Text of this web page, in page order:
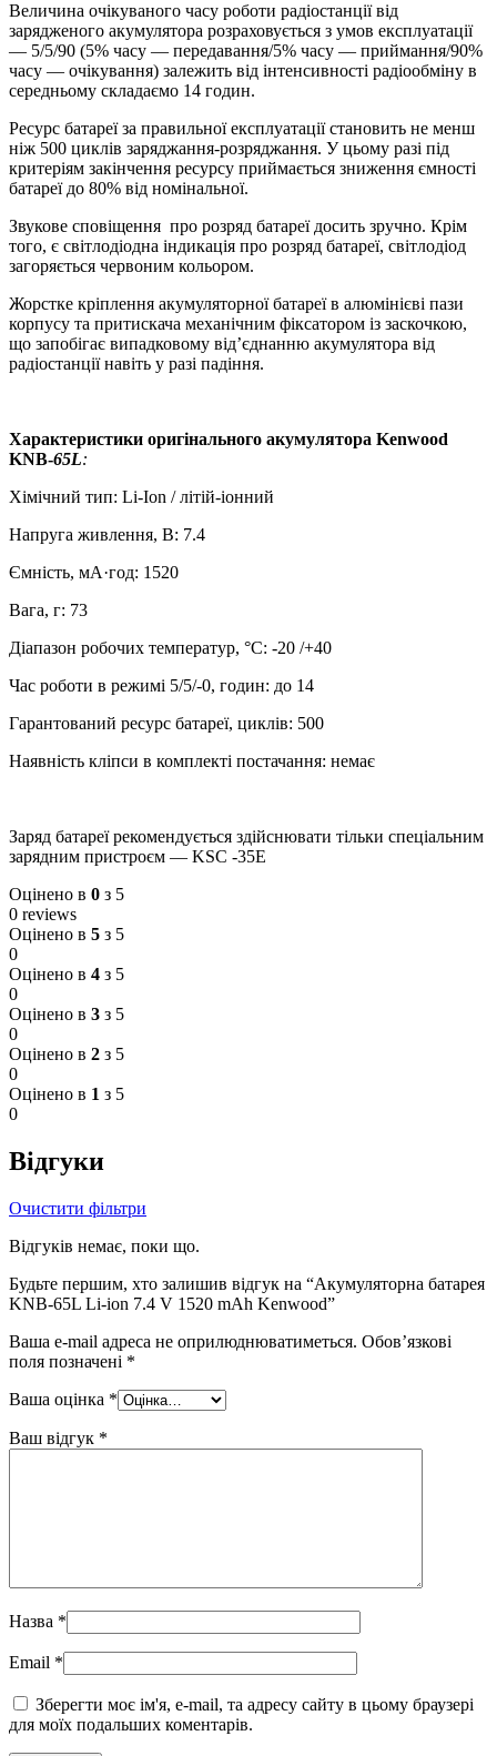
Величина очікуваного часу роботи радіостанції від
зарядженого акумулятора розраховується з умов експлуатації
— 5/5/90 (5% часу — передавання/5% часу — приймання/90%
часу — очікування) залежить від інтенсивності радіообміну в
середньому складаємо 14 годин.
Ресурс батареї за правильної експлуатації становить не менш
ніж 500 циклів заряджання-розряджання. У цьому разі під
критеріям закінчення ресурсу приймається зниження ємності
батареї до 80% від номінальної.
Звукове сповіщення про розряд батареї досить зручно. Крім
того, є світлодіодна індикація про розряд батареї, світлодіод
загоряється червоним кольором.
Жорстке кріплення акумуляторної батареї в алюмінієві пази
корпусу та притискача механічним фіксатором із заскочкою,
що запобігає випадковому від’єднанню акумулятора від
радіостанції навіть у разі падіння.
Характеристики оригінального акумулятора Kenwood
KNB-65L:
Хімічний тип: Li-Ion / літій-іонний
Напруга живлення, В: 7.4
Ємність, мА·год: 1520
Вага, г: 73
Діапазон робочих температур, °C: -20 /+40
Час роботи в режимі 5/5/-0, годин: до 14
Гарантований ресурс батареї, циклів: 500
Наявність кліпси в комплекті постачання: немає
Заряд батареї рекомендується здійснювати тільки спеціальним
зарядним пристроєм — KSC -35E
Оцінено в 0 з 5
0 reviews
Оцінено в 5 з 5
0
Оцінено в 4 з 5
0
Оцінено в 3 з 5
0
Оцінено в 2 з 5
0
Оцінено в 1 з 5
0
Відгуки
Очистити фільтри
Відгуків немає, поки що.
Будьте першим, хто залишив відгук на “Акумуляторна батарея
KNB-65L Li-ion 7.4 V 1520 mAh Kenwood”
Ваша e-mail адреса не оприлюднюватиметься. Обов’язкові
поля позначені *
Ваша оцінка *
Ваш відгук *
Назва *
Email *
Зберегти моє ім'я, e-mail, та адресу сайту в цьому браузері
для моїх подальших коментарів.